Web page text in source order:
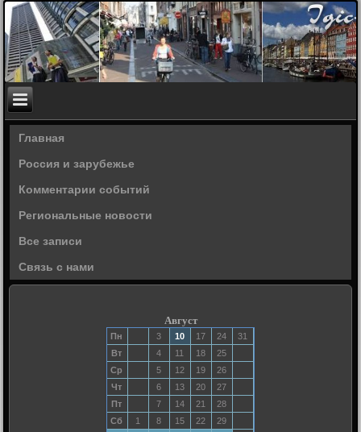
Главная
Россия и зарубежье
Комментарии событий
Региональные новости
Все записи
Связь с нами
Август
Пн 3 10 17 24
31
Вт
4 11 18
25
Ср
5 12 19
26
Чт
6 13 20
27
Пт
7 14 21
28
Сб
1 8 15 22
29